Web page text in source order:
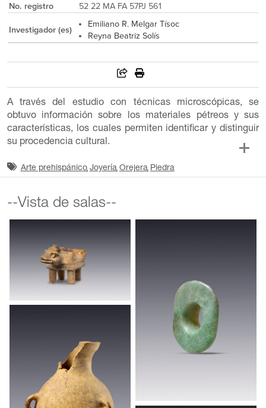
No. registro
52 22 MA FA 57PJ 561
Investigador (es)
Emiliano R. Melgar Tísoc
Reyna Beatriz Solís
A través del estudio con técnicas microscópicas, se
obtuvo información sobre los materiales pétreos y sus
características, los cuales permiten identificar y distinguir
su procedencia cultural.
Arte prehispánico Joyería Orejera Piedra
--Vista de salas--